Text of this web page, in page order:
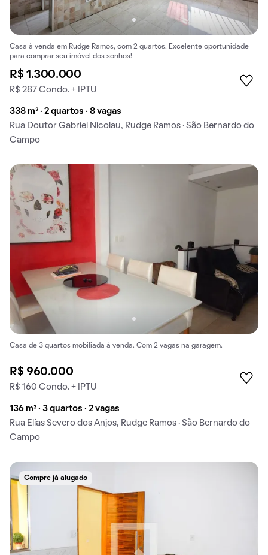
Casa à venda em Rudge Ramos, com 2 quartos. Excelente oportunidade
para comprar seu imóvel dos sonhos!
R$ 1.300.000
R$ 287 Condo. + IPTU
338 m² · 2 quartos · 8 vagas
Rua Doutor Gabriel Nicolau, Rudge Ramos · São Bernardo do
Campo
Casa de 3 quartos mobiliada à venda. Com 2 vagas na garagem.
R$ 960.000
R$ 160 Condo. + IPTU
136 m² · 3 quartos · 2 vagas
Rua Elías Severo dos Anjos, Rudge Ramos · São Bernardo do
Campo
Compre já alugado